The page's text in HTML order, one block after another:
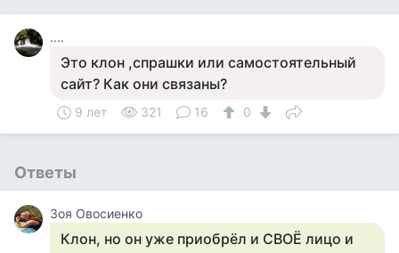
....
Это клон ,спрашки или самостоятельный
сайт? Как они связаны?
9 лет 321 16 0
Ответы
Зоя Овосиенко
Клон, но он уже приобрёл и СВОЁ лицо и